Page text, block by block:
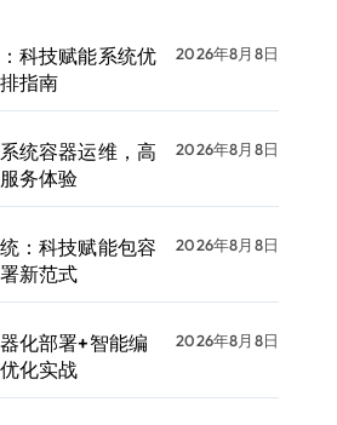
科技赋能系统优
指南
2026年8月8日
统容器运维，高
务体验
2026年8月8日
：科技赋能包容
新范式
2026年8月8日
化部署+智能编
化实战
2026年8月8日